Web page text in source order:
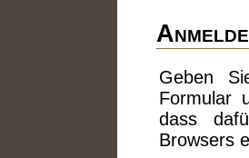
Geben
Formular
dass
Browsers